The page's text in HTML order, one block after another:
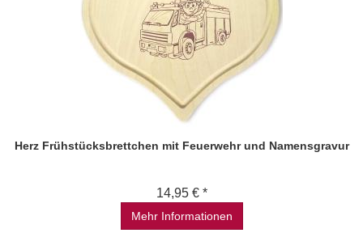
Herz Frühstücksbrettchen mit Feuerwehr und Namensgravur
14,95 € *
Mehr Informationen